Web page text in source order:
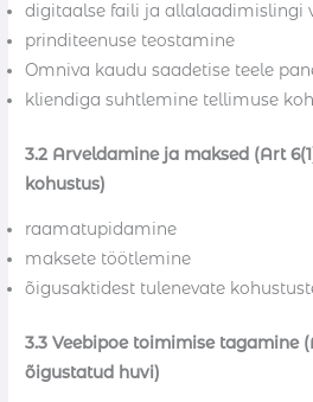
digitaalse faili ja allalaadimislingi
prinditeenuse teostamine
Omniva kaudu saadetise teele
kliendiga suhtlemine tellimuse
3.2 Arveldamine ja maksed (Art
kohustus)
raamatupidamine
maksete töötlemine
õigusaktidest tulenevate
3.3 Veebipoe toimimise tagamine
õigustatud huvi)